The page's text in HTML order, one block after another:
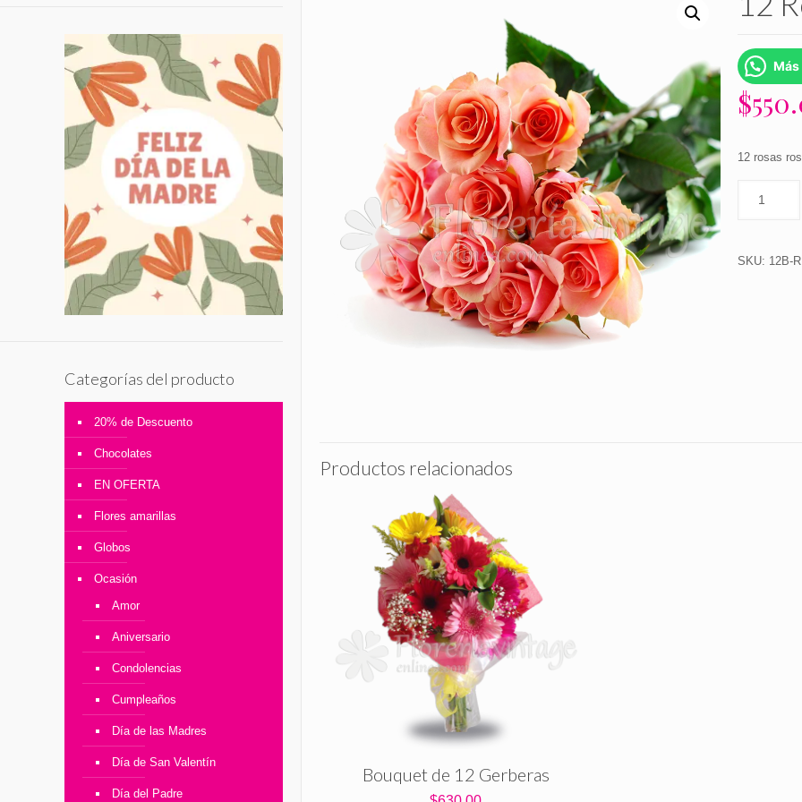
$
12 rosas
SKU: 12B-
Productos relacionados
Bouquet de 12 Gerberas
Categorías del producto
20% de Descuento
Chocolates
EN OFERTA
Flores amarillas
Globos
Ocasión
Amor
Aniversario
Condolencias
Cumpleaños
Día de las Madres
Día de San Valentín
Día del Padre